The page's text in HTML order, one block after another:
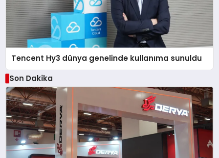
Tencent Hy3 dünya genelinde kullanıma sunuldu
Son Dakika